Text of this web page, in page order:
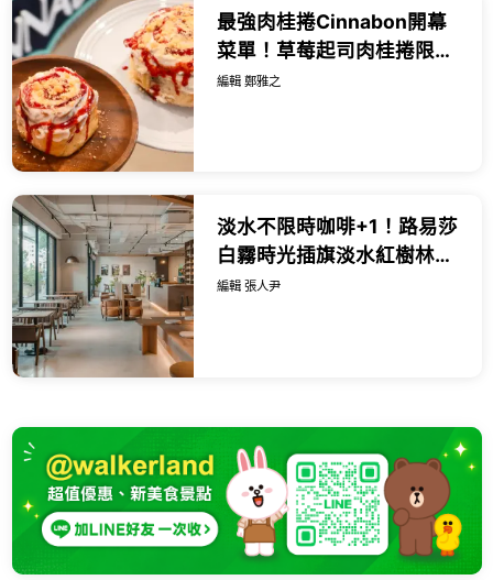
最強肉桂捲Cinnabon開幕
菜單！草莓起司肉桂捲限量
30顆，赤峰街甜點必排。
編輯 鄭雅之
淡水不限時咖啡+1！路易莎
白霧時光插旗淡水紅樹林，
咖啡三重奏 早午餐百元起。
編輯 張人尹